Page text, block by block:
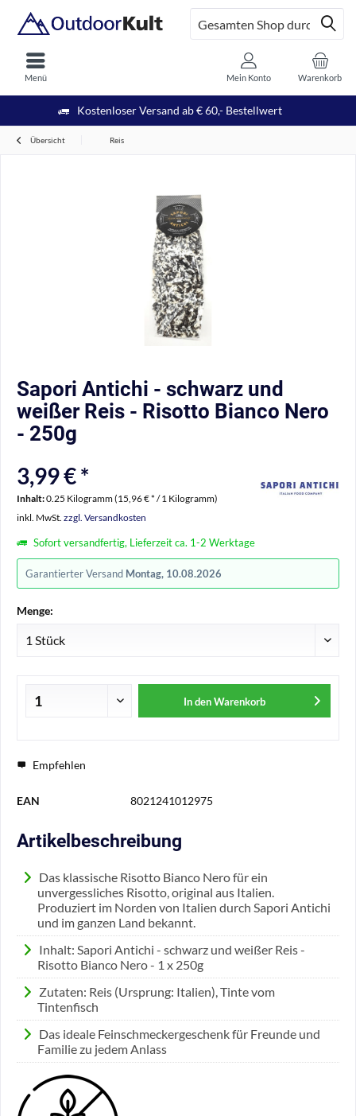
Kostenloser Versand ab € 60,- Bestellwert
Menü Warenkorb
Mein Konto
Übersicht Reis
Sapori Antichi - schwarz und
weißer Reis - Risotto Bianco Nero
- 250g
3,99 € *
Inhalt:0.25 Kilogramm (15,96 € * / 1 Kilogramm)
inkl. MwSt. zzgl. Versandkosten
Sofort versandfertig, Lieferzeit ca. 1-2 Werktage
Garantierter Versand Montag, 10.08.2026
Menge:
In den Warenkorb
Empfehlen
EAN 8021241012975
Artikelbeschreibung
Das klassische Risotto Bianco Nero für ein
unvergessliches Risotto, original aus Italien.
Produziert im Norden von Italien durch Sapori Antichi
und im ganzen Land bekannt.
Inhalt: Sapori Antichi - schwarz und weißer Reis -
Risotto Bianco Nero - 1 x 250g
Zutaten: Reis (Ursprung: Italien), Tinte vom
Tintenfisch
Das ideale Feinschmeckergeschenk für Freunde und
Familie zu jedem Anlass